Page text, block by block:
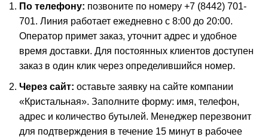
По телефону: позвоните по номеру +7 (8442) 701-
701. Линия работает ежедневно с 8:00 до 20:00.
Оператор примет заказ, уточнит адрес и удобное
время доставки. Для постоянных клиентов доступен
заказ в один клик через определившийся номер.
Через сайт: оставьте заявку на сайте компании
«Кристальная». Заполните форму: имя, телефон,
адрес и количество бутылей. Менеджер перезвонит
для подтверждения в течение 15 минут в рабочее